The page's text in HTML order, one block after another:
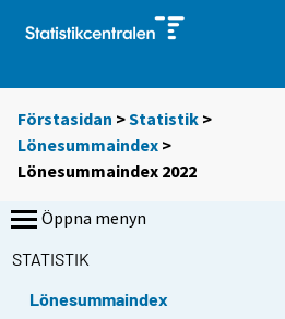
Förstasidan >Statistik >
Lönesummaindex >
Lönesummaindex 2022
Öppna menyn
STATISTIK
Lönesummaindex